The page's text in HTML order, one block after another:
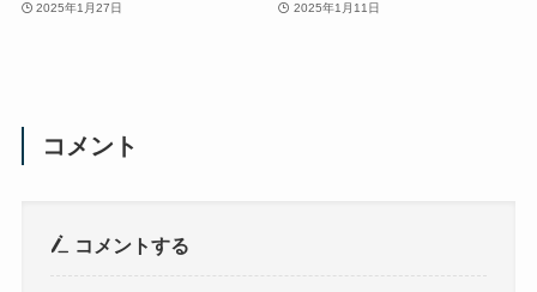
2025年1月27日 2025年1月11日
コメント
コメントする